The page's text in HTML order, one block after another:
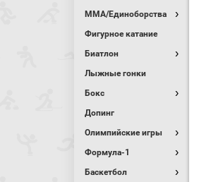
MMA/Единоборства
Фигурное катание
Биатлон
Лыжные гонки
Бокс
Допинг
Олимпийские игры
Формула-1
Баскетбол